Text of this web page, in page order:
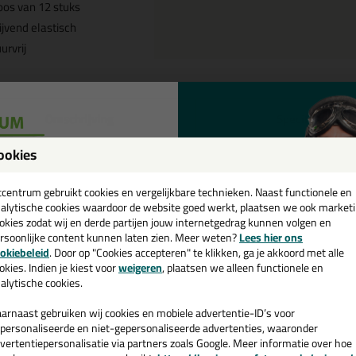
van 12 stuks
elastisch
Specificaties
it Silicon 218 doos /12
in Sikkens F6.06.74
de Seal-it Silicon 218 doos /12 kokers in RAL, NCS of Sikkens
in huis.
je meer weten over de toepassing en kenmerken van dit product?
gebruikt cookies en vergelijkbare technieken. Naast functionele en
cookies waardoor de website goed werkt, plaatsen we ook
zodat wij en derde partijen jouw internetgedrag kunnen volgen en
content kunnen laten zien. Meer weten?Lees hier ons
. Door op "Cookies accepteren" te klikken, ga je akkoord met alle
Indien je kiest voorweigeren, plaatsen we alleen functionele en
cookies.
gebruiken wij cookies en mobiele advertentie-ID’s voor
en niet-gepersonaliseerde advertenties, waaronder
via partners zoals Google. Meer informatie over hoe
💚
en ontvang een
€35,-bij je eerste bestelling!